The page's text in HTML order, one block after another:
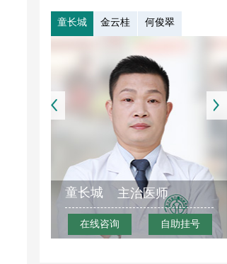
童长城 金云桂 何俊翠
童长城 主治医师
在线咨询 自助挂号